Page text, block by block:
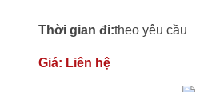
Thời gian đi:theo yêu cầu
Giá: Liên hệ